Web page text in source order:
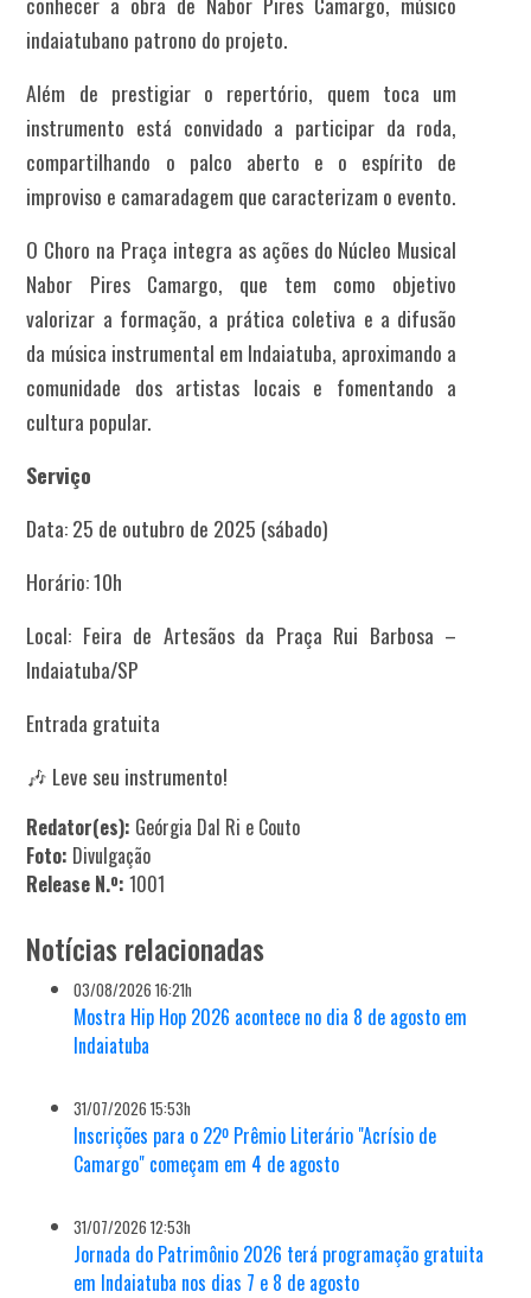
indaiatubano patrono do projeto.
Além de prestigiar o repertório, quem toca um
instrumento está convidado a participar da roda,
compartilhando o palco aberto e o espírito de
improviso e camaradagem que caracterizam o evento.
O Choro na Praça integra as ações do Núcleo Musical
Nabor Pires Camargo, que tem como objetivo
valorizar a formação, a prática coletiva e a difusão
da música instrumental em Indaiatuba, aproximando a
comunidade dos artistas locais e fomentando a
cultura popular.
Serviço
Data: 25 de outubro de 2025 (sábado)
Horário: 10h
Local: Feira de Artesãos da Praça Rui Barbosa –
Indaiatuba/SP
Entrada gratuita
🎶 Leve seu instrumento!
Redator(es): Geórgia Dal Ri e Couto
Foto: Divulgação
Release N.º: 1001
Notícias relacionadas
03/08/2026 16:21h
Mostra Hip Hop 2026 acontece no dia 8 de agosto em
Indaiatuba
31/07/2026 15:53h
Inscrições para o 22º Prêmio Literário "Acrísio de
Camargo" começam em 4 de agosto
31/07/2026 12:53h
Jornada do Patrimônio 2026 terá programação gratuita
em Indaiatuba nos dias 7 e 8 de agosto